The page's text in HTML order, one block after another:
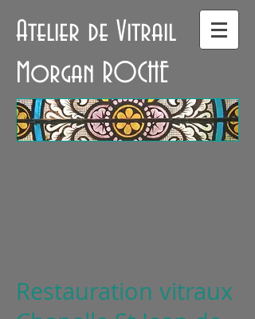
Atelier de Vitrail
Morgan ROCHE
Restauration vitraux